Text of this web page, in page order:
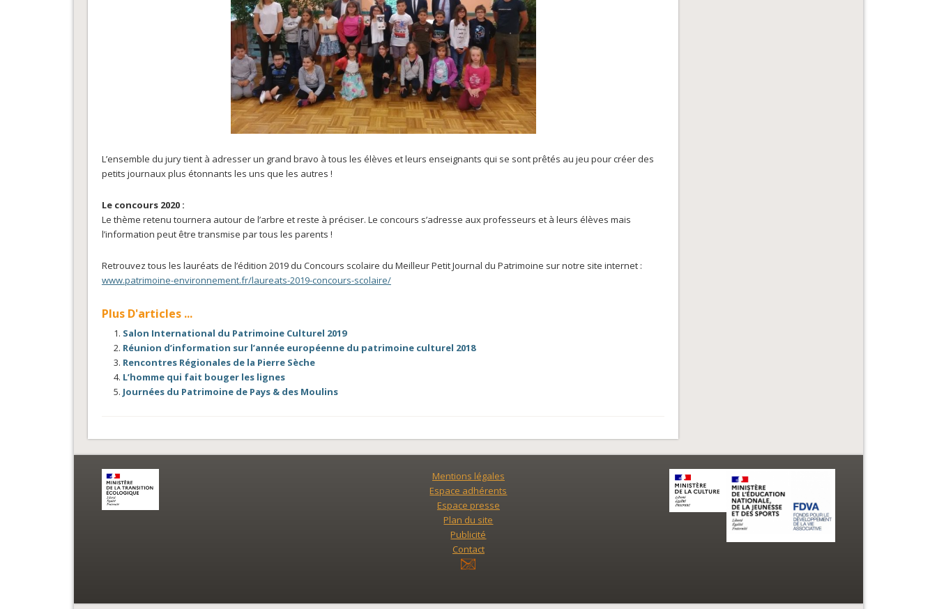
L’ensemble du jury tient à adresser un grand bravo à tous les élèves et leurs enseignants qui se sont prêtés au jeu pour créer des
petits journaux plus étonnants les uns que les autres !
Le concours 2020 :
Le thème retenu tournera autour de l’arbre et reste à préciser. Le concours s’adresse aux professeurs et à leurs élèves mais
l’information peut être transmise par tous les parents !
Retrouvez tous les lauréats de l’édition 2019 du Concours scolaire du Meilleur Petit Journal du Patrimoine sur notre site internet :
www.patrimoine-environnement.fr/laureats-2019-concours-scolaire/
Plus D'articles ...
Salon International du Patrimoine Culturel 2019
Réunion d’information sur l’année européenne du patrimoine culturel 2018
Rencontres Régionales de la Pierre Sèche
L’homme qui fait bouger les lignes
Journées du Patrimoine de Pays & des Moulins
Mentions légales
Espace adhérents
Espace presse
Plan du site
Publicité
Contact